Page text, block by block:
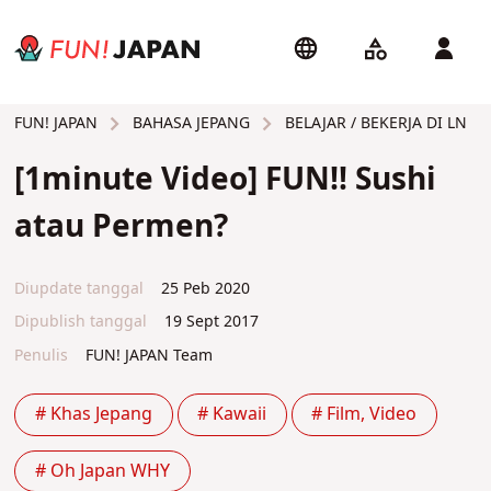
FUN! JAPAN BAHASA JEPANG BELAJAR / BEKERJA DI LN
[1minute Video] FUN!! Sushi
atau Permen?
Diupdate tanggal
25 Peb 2020
Dipublish tanggal
19 Sept 2017
Penulis
FUN! JAPAN Team
# Khas Jepang # Kawaii # Film, Video
# Oh Japan WHY